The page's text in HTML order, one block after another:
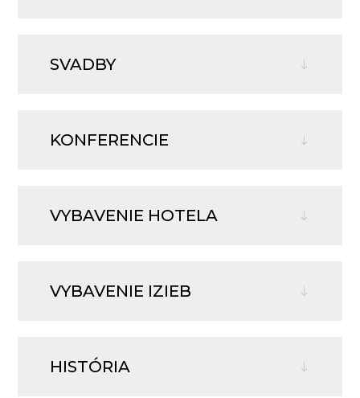
SVADBY
KONFERENCIE
VYBAVENIE HOTELA
VYBAVENIE IZIEB
HISTÓRIA